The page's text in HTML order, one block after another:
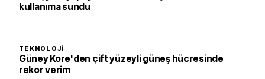
kullanıma sundu
TEKNOLOJI
Güney Kore'den çift yüzeyli güneş hücresinde
rekor verim